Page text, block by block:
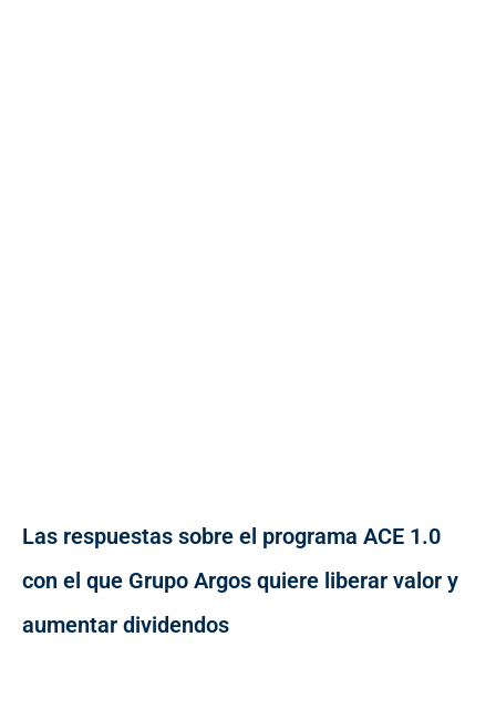
Las respuestas sobre el programa ACE 1.0
con el que Grupo Argos quiere liberar valor y
aumentar dividendos